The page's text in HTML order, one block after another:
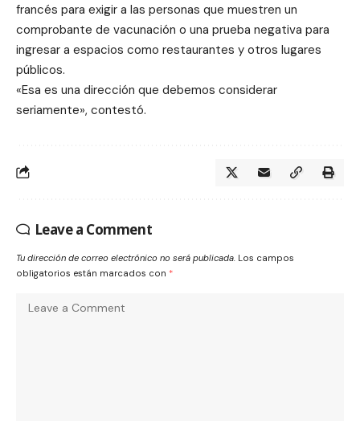
francés para exigir a las personas que muestren un
comprobante de vacunación o una prueba negativa para
ingresar a espacios como restaurantes y otros lugares
públicos.
«Esa es una dirección que debemos considerar
seriamente», contestó.
Leave a Comment
Tu dirección de correo electrónico no será publicada. Los campos
obligatorios están marcados con *